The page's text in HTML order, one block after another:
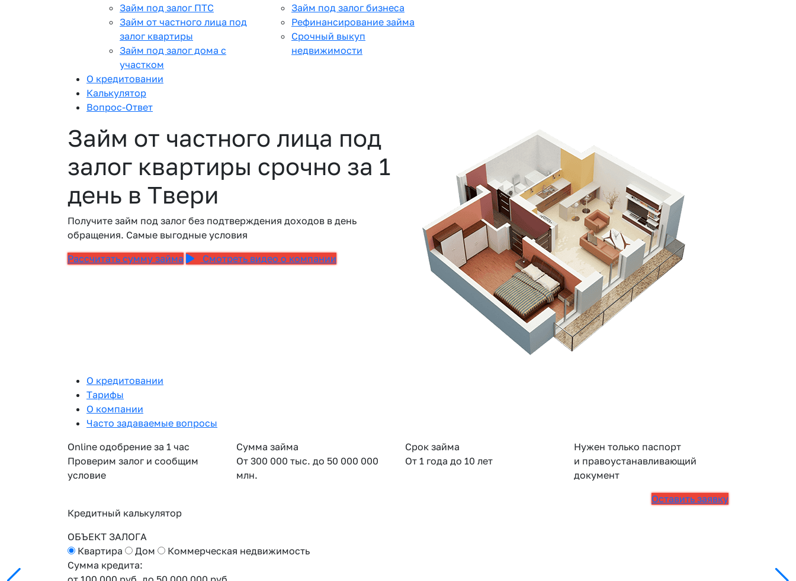
Займ под залог ПТС
Займ от частного лица под
залог квартиры
Займ под залог дома с
участком
Займ под залог бизнеса
Рефинансирование займа
Срочный выкуп
недвижимости
О кредитовании
Калькулятор
Вопрос-Ответ
Займ от частного лица под
залог квартиры срочно за 1
день в Твери
Получите займ под залог без подтверждения доходов в день
обращения. Самые выгодные условия
Рассчитать сумму займа
Смотреть видео о компании
О кредитовании
Тарифы
О компании
Часто задаваемые вопросы
Online одобрение за 1 час
Проверим залог и сообщим
условие
Сумма займа
От 300 000 тыс. до 50 000 000
млн.
Срок займа
От 1 года до 10 лет
Нужен только паспорт
и правоустанавливающий
документ
Оставить заявку
Кредитный калькулятор
ОБЪЕКТ ЗАЛОГА
Квартира
Дом
Коммерческая недвижимость
Сумма кредита: